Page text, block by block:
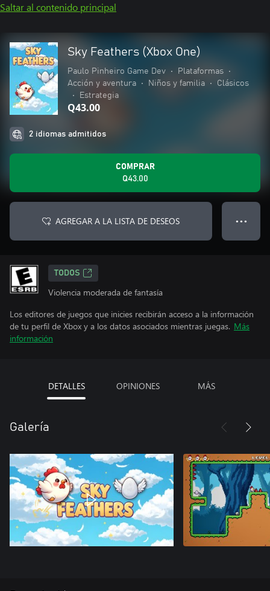
Saltar al contenido principal
Sky Feathers (Xbox One)
Paulo Pinheiro Game Dev • Plataformas
•
Acción y aventura
• Niños y familia •
Clásicos
•
Estrategia
Q43.00
2 idiomas admitidos
COMPRAR
Q43.00
AGREGAR A LA LISTA DE DESEOS ● ● ●
TODOS
Violencia moderada de fantasía
Los editores de juegos que inicies recibirán acceso a la información
de tu perfil de Xbox y a los datos asociados mientras juegas. Más
información
DETALLES OPINIONES MÁS
Galería